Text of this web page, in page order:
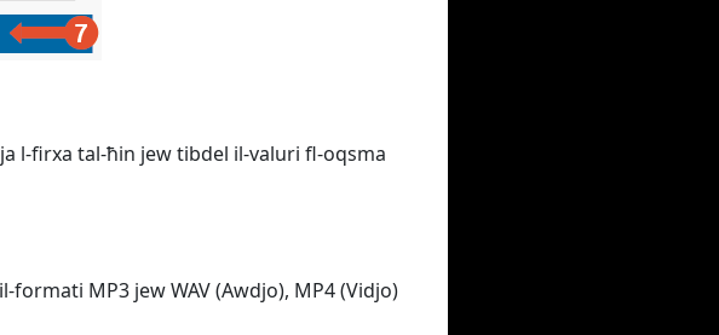
l-firxa tal-ħin jew tibdel il-valuri fl-oqsma
MP3 jew WAV (Awdjo), MP4 (Vidjo)